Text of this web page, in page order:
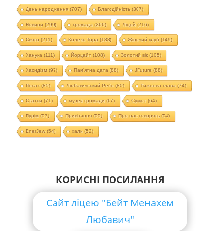
День народження(707) Благодійність (307)
Новини (299) громада (266) Ліцей (216)
Свято (211) Колель Тора (188) Жіночий клуб (149)
Ханука (111) Йорцайт (108) Золотий вік(105)
Хасидізм (97) Пам'ятна дата (88) JFuture (88)
Песах(85) Любавичський Ребе (80) Тижнева глава (74)
Статьи (71) музей громади (67) Суккот (64)
Пурім (57) Привітання(55) Про нас говорять (54)
EnerJew(54) хали (52)
КОРИСНІ ПОСИЛАННЯ
Сайт ліцею "Бейт Менахем
Любавич"